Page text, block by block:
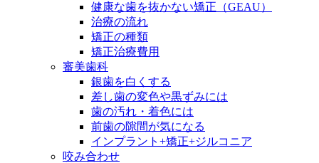
健康な歯を抜かない矯正（GEAU）
治療の流れ
矯正の種類
矯正治療費用
審美歯科
銀歯を白くする
差し歯の変色や黒ずみには
歯の汚れ・着色には
前歯の隙間が気になる
インプラント+矯正+ジルコニア
咬み合わせ